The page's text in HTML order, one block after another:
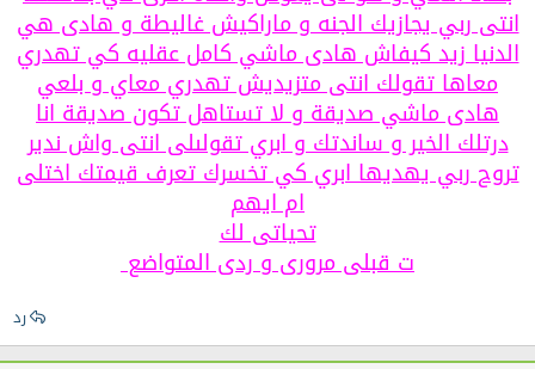
انتى ربي يجازيك الجنه و ماراكيش غاليطة و هادى هي
الدنيا زيد كيفاش هادى ماشي كامل عقليه كي تهدري
معاها تقولك انتى متزيديش تهدري معاي و بلعي
هادى ماشي صديقة و لا تستاهل تكون صديقة انا
درتلك الخير و ساندتك و ابري تقولىلى انتى واش ندير
تروح ربي يهديها ابري كي تخسرك تعرف قيمتك اختلى
ام ايهم
تحياتى لك
ت قبلى مرورى و ردى المتواضع
رد